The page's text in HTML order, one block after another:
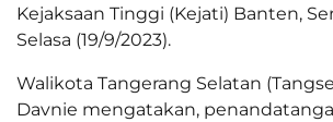
Kejaksaan Tinggi (Kejati) Banten,
Selasa (19/9/2023).
Walikota Tangerang Selatan
Davnie mengatakan,